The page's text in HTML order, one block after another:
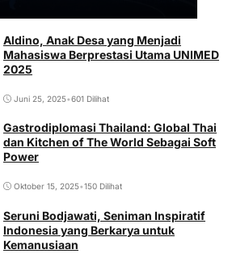
Aldino, Anak Desa yang Menjadi
Mahasiswa Berprestasi Utama UNIMED
2025
Juni 25, 2025•601 Dilihat
Gastrodiplomasi Thailand: Global Thai
dan Kitchen of The World Sebagai Soft
Power
Oktober 15, 2025•150 Dilihat
Seruni Bodjawati, Seniman Inspiratif
Indonesia yang Berkarya untuk
Kemanusiaan